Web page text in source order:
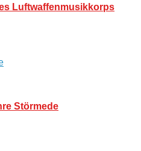
Luftwaffenmusikkorps
Störmede